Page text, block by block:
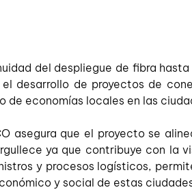
del despliegue de fibra
desarrollo de proyectos de
de economías locales en las
asegura que el proyecto se
ya que contribuye con la
y procesos logísticos,
y social de estas